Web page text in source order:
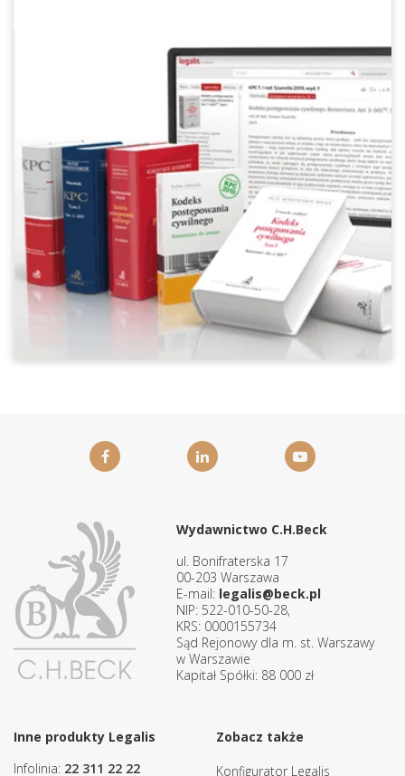
Wydawnictwo C.H.Beck
ul. Bonifraterska 17
00-203 Warszawa
E-mail: legalis@beck.pl
NIP: 522-010-50-28,
KRS: 0000155734
Sąd Rejonowy dla m. st. Warszawy
w Warszawie
Kapitał Spółki: 88 000 zł
Inne produkty Legalis
Infolinia: 22 311 22 22
Zobacz także
Konfigurator Legalis